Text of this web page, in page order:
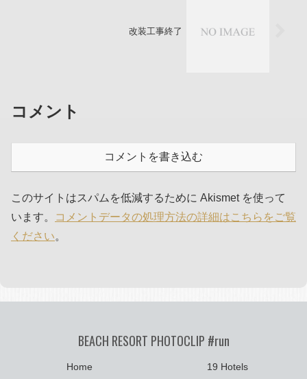
改装工事終了
コメント
コメントを書き込む
このサイトはスパムを低減するために Akismet を使って
います。
コメントデータの処理方法の詳細はこちらをご覧
ください。
BEACH RESORT PHOTOCLIP #run
Home 19 Hotels